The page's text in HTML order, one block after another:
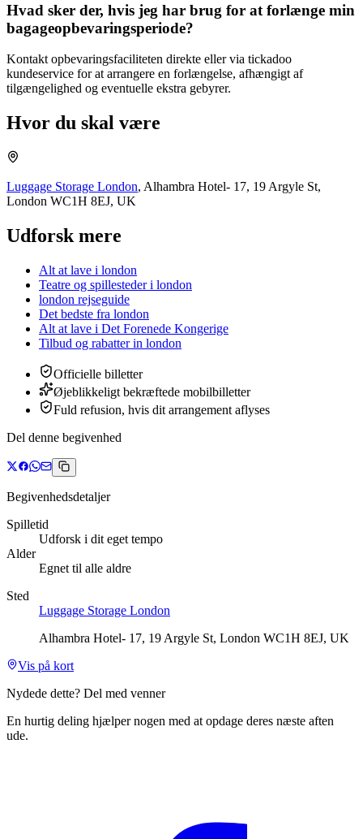
Hvad sker der, hvis jeg har brug for at forlænge min
bagageopbevaringsperiode?
Kontakt opbevaringsfaciliteten direkte eller via tickadoo
kundeservice for at arrangere en forlængelse, afhængigt af
tilgængelighed og eventuelle ekstra gebyrer.
Hvor du skal være
Luggage Storage London, Alhambra Hotel- 17, 19 Argyle St,
London WC1H 8EJ, UK
Udforsk mere
Alt at lave i london
Teatre og spillesteder i london
london rejseguide
Det bedste fra london
Alt at lave i Det Forenede Kongerige
Tilbud og rabatterin london
Officielle billetter
Øjeblikkeligt bekræftede mobilbilletter
Fuld refusion, hvis dit arrangement aflyses
Del denne begivenhed
Begivenhedsdetaljer
Spilletid
Udforsk i dit eget tempo
Alder
Egnet til alle aldre
Sted
Luggage Storage London
Alhambra Hotel- 17, 19 Argyle St, London WC1H 8EJ, UK
Vis på kort
Nydede dette? Del med venner
En hurtig deling hjælper nogen med at opdage deres næste aften
ude.